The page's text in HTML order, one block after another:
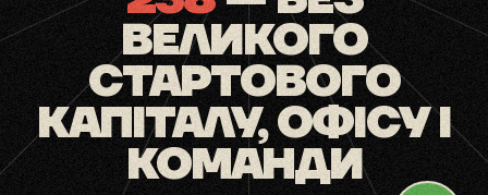
ВЕЛИКОГО
СТАРТОВОГО
КАПІТАЛУ, ОФІСУ І
КОМАНДИ